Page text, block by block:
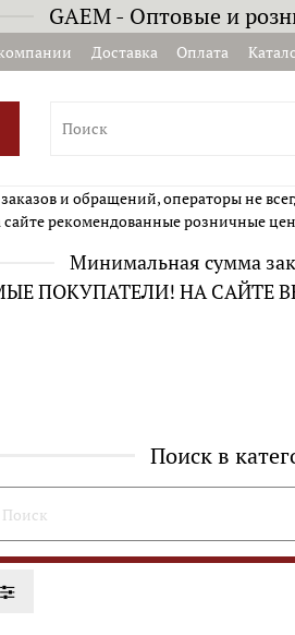
GAEM - Оптовые и
Доставка Оплата
и обращений, операторы не
рекомендованные розничные
Минимальная сумма
ПОКУПАТЕЛИ! НА САЙТЕ
Поиск в